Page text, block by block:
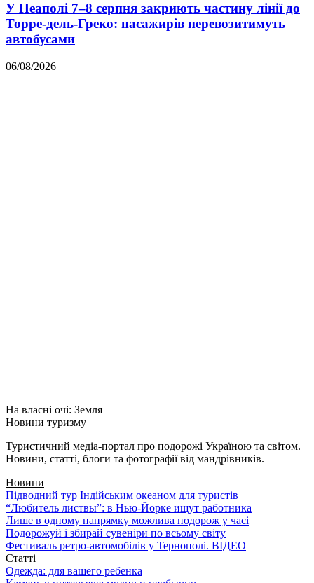
У Неаполі 7–8 серпня закриють частину лінії до
Торре-дель-Греко: пасажирів перевозитимуть
автобусами
06/08/2026
На власні очі: Земля
Новини туризму
Туристичний медіа-портал про подорожі Україною та світом.
Новини, статті, блоги та фотографії від мандрівників.
Новини
Підводний тур Індійським океаном для туристів
“Любитель листвы”: в Нью-Йорке ищут работника
Лише в одному напрямку можлива подорож у часі
Подорожуй і збирай сувеніри по всьому світу
Фестиваль ретро-автомобілів у Тернополі. ВІДЕО
Статті
Одежда: для вашего ребенка